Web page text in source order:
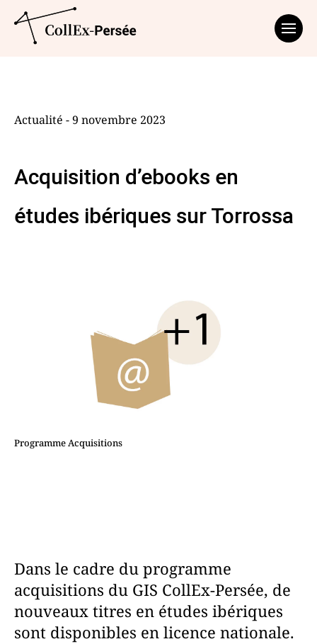
Actualité - 9 novembre 2023
Acquisition d’ebooks en
études ibériques sur Torrossa
Programme Acquisitions
Dans le cadre du programme
acquisitions du GIS CollEx-Persée, de
nouveaux titres en études ibériques
sont disponibles en licence nationale.